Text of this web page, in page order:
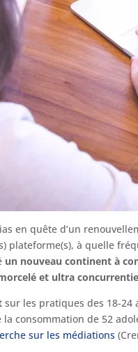
en quête d’un
plateforme(s), à quelle
un nouveau continent à
et ultra
sur les pratiques des 18-24
la consommation de 52
sur les médiations